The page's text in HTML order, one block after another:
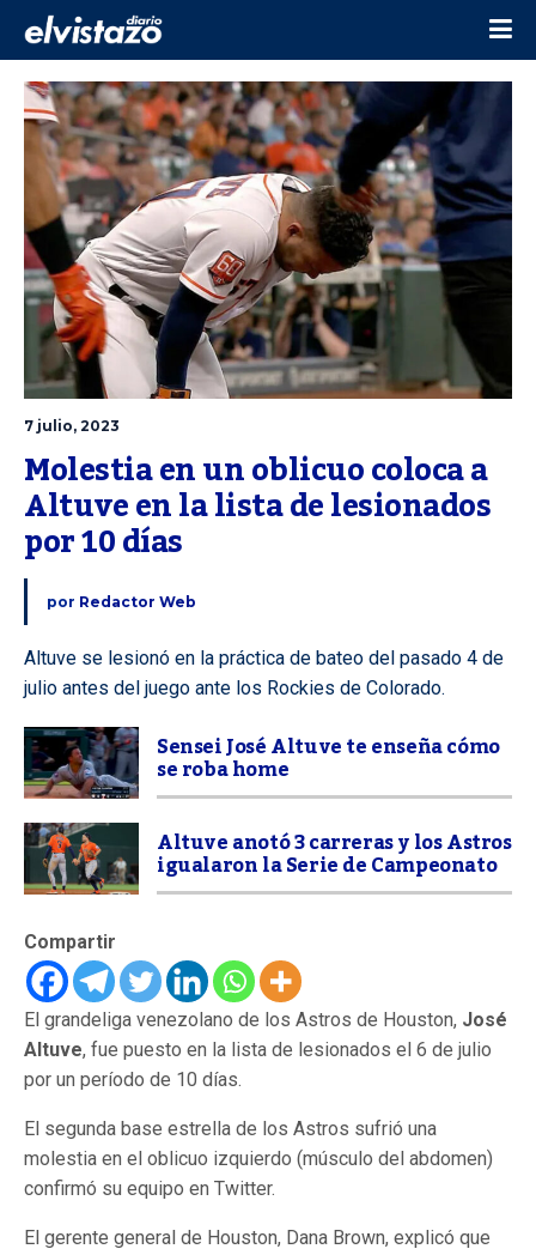
7 julio, 2023
Molestia en un oblicuo coloca a
Altuve en la lista de lesionados
por 10 días
por Redactor Web
Altuve se lesionó en la práctica de bateo del pasado 4 de
julio antes del juego ante los Rockies de Colorado.
Sensei José Altuve te enseña cómo
se roba home
Altuve anotó 3 carreras y los Astros
igualaron la Serie de Campeonato
Compartir
El grandeliga venezolano de los Astros de Houston, José
Altuve, fue puesto en la lista de lesionados el 6 de julio
por un período de 10 días.
El segunda base estrella de los Astros sufrió una
molestia en el oblicuo izquierdo (músculo del abdomen)
confirmó su equipo en Twitter.
El gerente general de Houston, Dana Brown, explicó que